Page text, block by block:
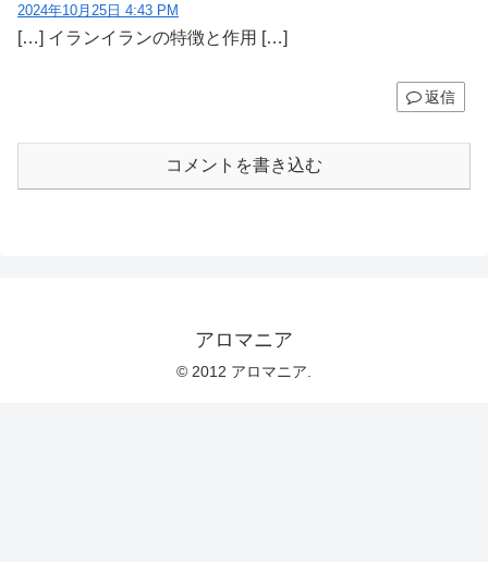
2024年10月25日 4:43 PM
[…] イランイランの特徴と作用 […]
返信
コメントを書き込む
アロマニア
© 2012 アロマニア.